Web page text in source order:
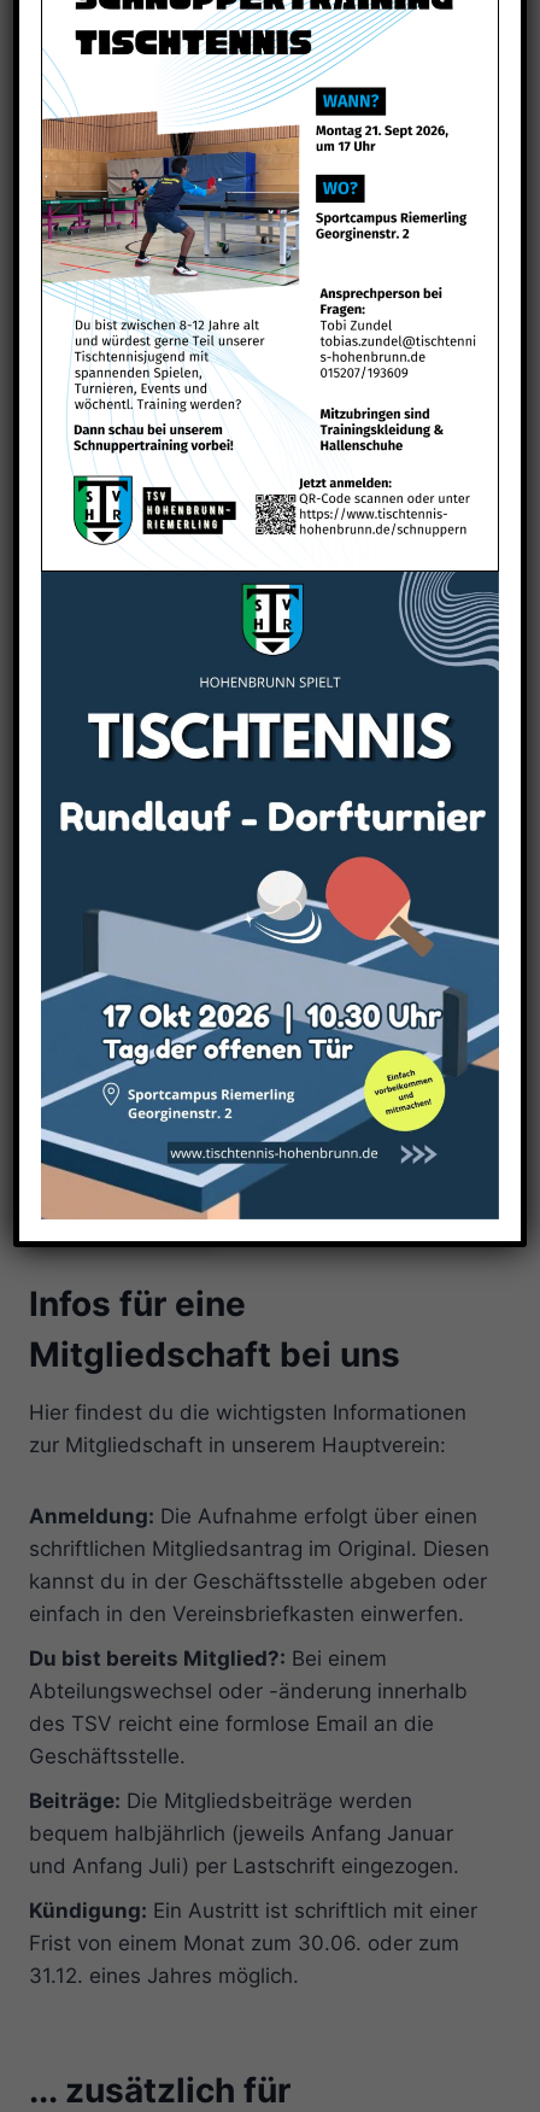
Anfahrt
Google Maps kann's, wir auch! Hier zeigen wir
dir den Weg zu unserer Halle!
Das sind unsere
nächsten Spiele
Derzeit befinden wir uns mit 6 Mannschaften
im Spielbetrieb.
Kommt gerne vorbei und feuert uns an.
Den kompletten Spielplan findet ihr auf den
Seiten von mytischtennis.
Link: zum Spielplan auf mytt.de
Mitglied werden
Infos für eine
Mitgliedschaft bei uns
Hier findest du die wichtigsten Informationen
zur Mitgliedschaft in unserem Hauptverein:
Anmeldung: Die Aufnahme erfolgt über einen
schriftlichen Mitgliedsantrag im Original. Diesen
kannst du in der Geschäftsstelle abgeben oder
einfach in den Vereinsbriefkasten einwerfen.
Du bist bereits Mitglied?: Bei einem
Abteilungswechsel oder -änderung innerhalb
des TSV reicht eine formlose Email an die
Geschäftsstelle.
Beiträge: Die Mitgliedsbeiträge werden
bequem halbjährlich (jeweils Anfang Januar
und Anfang Juli) per Lastschrift eingezogen.
Kündigung: Ein Austritt ist schriftlich mit einer
Frist von einem Monat zum 30.06. oder zum
31.12. eines Jahres möglich.
... zusätzlich für